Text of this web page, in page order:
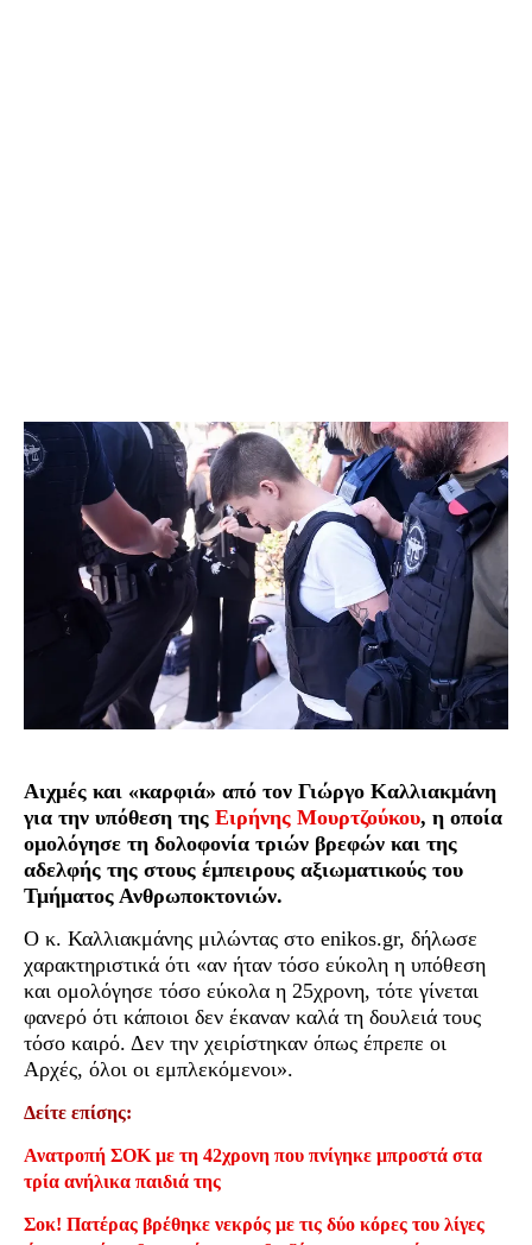
Αιχμές και «καρφιά» από τον Γιώργο Καλλιακμάνη
για την υπόθεση της Ειρήνης Μουρτζούκου, η οποία
ομολόγησε τη δολοφονία τριών βρεφών και της
αδελφής της στους έμπειρους αξιωματικούς του
Τμήματος Ανθρωποκτονιών.
Ο κ. Καλλιακμάνης μιλώντας στο enikos.gr, δήλωσε
χαρακτηριστικά ότι «αν ήταν τόσο εύκολη η υπόθεση
και ομολόγησε τόσο εύκολα η 25χρονη, τότε γίνεται
φανερό ότι κάποιοι δεν έκαναν καλά τη δουλειά τους
τόσο καιρό. Δεν την χειρίστηκαν όπως έπρεπε οι
Αρχές, όλοι οι εμπλεκόμενοι».
Δείτε επίσης:
Ανατροπή ΣΟΚ με τη 42χρονη που πνίγηκε μπροστά στα
τρία ανήλικα παιδιά της
Σοκ! Πατέρας βρέθηκε νεκρός με τις δύο κόρες του λίγες